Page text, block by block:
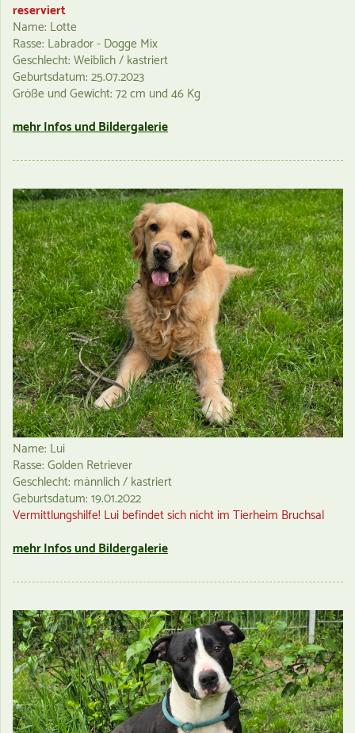
reserviert
Name: Lotte
Rasse: Labrador - Dogge Mix
Geschlecht: Weiblich / kastriert
Geburtsdatum: 25.07.2023
Größe und Gewicht: 72 cm und 46 Kg
mehr Infos und Bildergalerie
Name: Lui
Rasse: Golden Retriever
Geschlecht: männlich / kastriert
Geburtsdatum: 19.01.2022
Vermittlungshilfe! Lui befindet sich nicht im Tierheim Bruchsal
mehr Infos und Bildergalerie